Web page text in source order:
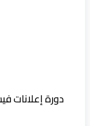
دورة إعلانات